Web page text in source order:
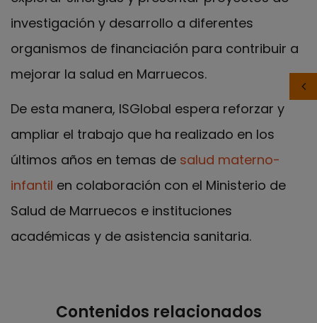
investigación y desarrollo a diferentes
organismos de financiación para contribuir a
mejorar la salud en Marruecos.
De esta manera, ISGlobal espera reforzar y
ampliar el trabajo que ha realizado en los
últimos años en temas de salud materno-
infantil en colaboración con el Ministerio de
Salud de Marruecos e instituciones
académicas y de asistencia sanitaria.
Contenidos relacionados